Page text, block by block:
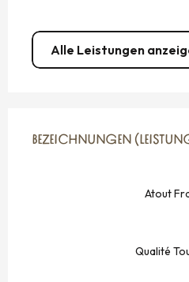
Alle Leistungen
BEZEICHNUNGEN
BEZEICHNUNGEN
Atout
Qualité